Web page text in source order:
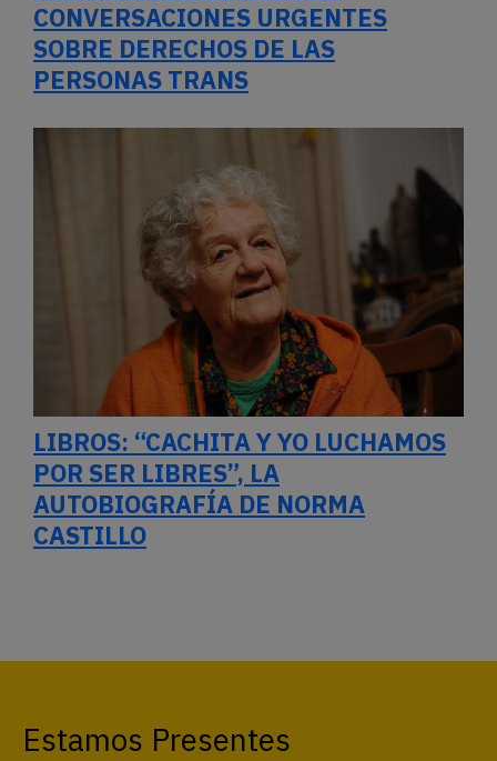
CONVERSACIONES URGENTES
SOBRE DERECHOS DE LAS
PERSONAS TRANS
LIBROS: “CACHITA Y YO LUCHAMOS
POR SER LIBRES”, LA
AUTOBIOGRAFÍA DE NORMA
CASTILLO
Estamos Presentes